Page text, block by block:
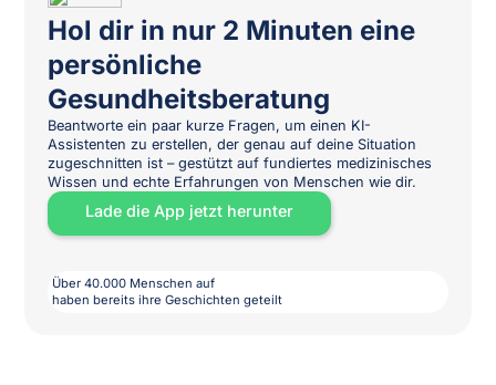
Hol dir in nur 2 Minuten eine
persönliche
Gesundheitsberatung
Beantworte ein paar kurze Fragen, um einen KI-
Assistenten zu erstellen, der genau auf deine Situation
zugeschnitten ist – gestützt auf fundiertes medizinisches
Wissen und echte Erfahrungen von Menschen wie dir.
Lade die App jetzt herunter
Über 40.000 Menschen auf
haben bereits ihre Geschichten geteilt